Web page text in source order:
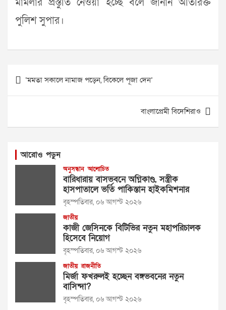
পুলিশ সুপার।
Post
navigation
‘মমতা সকালে নামাজ পড়েন, বিকেলে পূজা দেন’
বাংলাপ্রেমী বিদেশিরাও
আরোও পড়ুন
অনুসন্ধান আলোচিত
বারিধারায় বাসভবনে অগ্নিকাণ্ড, সস্ত্রীক
হাসপাতালে ভর্তি পাকিস্তান হাইকমিশনার
বৃহস্পতিবার, ০৬ আগস্ট ২০২৬
জাতীয়
কাজী জেসিনকে বিটিভির নতুন মহাপরিচালক
হিসেবে নিয়োগ
বৃহস্পতিবার, ০৬ আগস্ট ২০২৬
জাতীয় রাজনীতি
মির্জা ফখরুলই হচ্ছেন বঙ্গভবনের নতুন
বাসিন্দা?
বৃহস্পতিবার, ০৬ আগস্ট ২০২৬